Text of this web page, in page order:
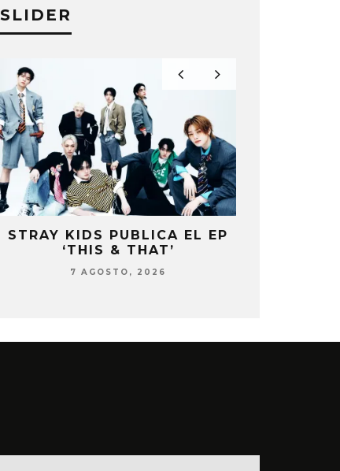
SLIDER
STRAY KIDS PUBLICA EL EP
‘THIS & THAT’
7 AGOSTO, 2026